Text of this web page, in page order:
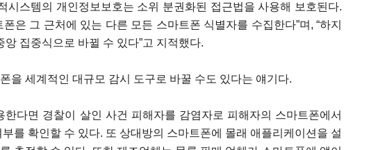
시스템의 개인정보보호는 소위 분권화된 접근법을 사용해 보호된다.
은 그 근처에 있는 다른 모든 스마트폰 식별자를 수집한다”며, “하지
집중식으로 바뀔 수 있다”고 지적했다.
을 세계적인 대규모 감시 도구로 바꿀 수도 있다는 얘기다.
한다면 경찰이 살인 사건 피해자를 감염자로 피해자의 스마트폰에서
를 확인할 수 있다. 또 상대방의 스마트폰에 몰래 애플리케이션을 설